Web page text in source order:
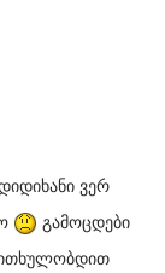
ვერ
გამოცდები